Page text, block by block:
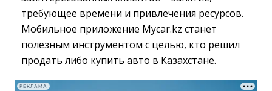
требующее времени и привлечения ресурсов.
Мобильное приложение Mycar.kz станет
полезным инструментом с целью, кто решил
продать либо купить авто в Казахстане.
РЕКЛАМА